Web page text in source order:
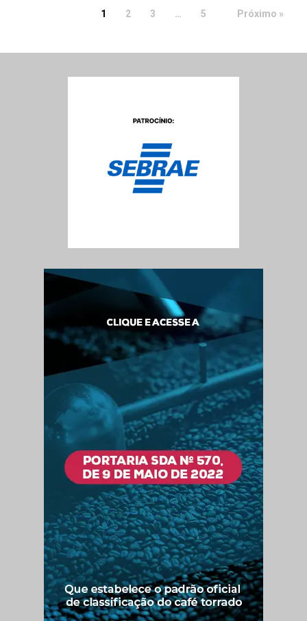
1 2 3 … 5 Próximo »